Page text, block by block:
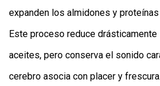
expanden los almidones y
Este proceso reduce
aceites, pero conserva el sonido
cerebro asocia con placer y frescura.